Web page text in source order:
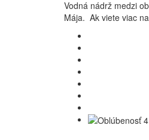
Vodná nádrž medzi
Mája. Ak viete viac